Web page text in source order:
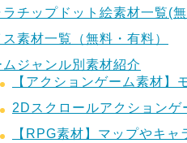
ラチップドット絵素材一覧(
ス素材一覧（無料・有料）
ムジャンル別素材紹介
【アクションゲーム素材
2Dスクロールアクション
【RPG素材】マップやキ